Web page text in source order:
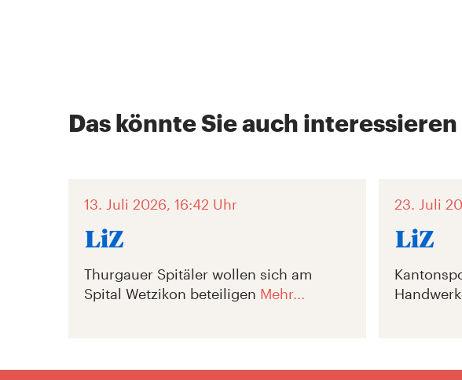
Das könnte Sie auch interessieren
13. Juli 2026, 16:42 Uhr
Thurgauer Spitäler wollen sich am
Spital Wetzikon beteiligen Mehr...
23. Juli